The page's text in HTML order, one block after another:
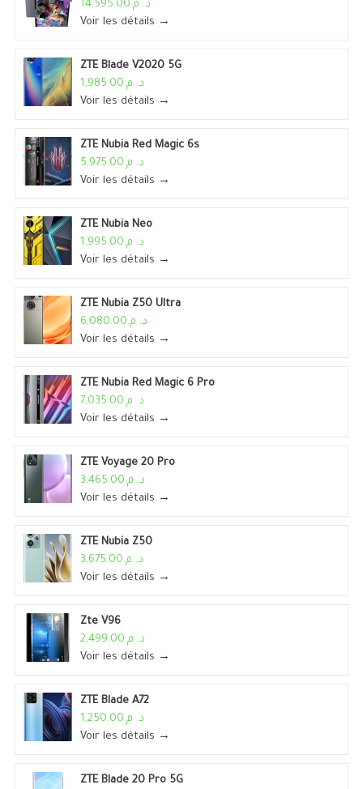
د. م.14,595.00
Voir les détails →
ZTE Blade V2020 5G
د. م.1,985.00
Voir les détails →
ZTE Nubia Red Magic 6s
د. م.5,975.00
Voir les détails →
ZTE Nubia Neo
د. م.1,995.00
Voir les détails →
ZTE Nubia Z50 Ultra
د. م.6,080.00
Voir les détails →
ZTE Nubia Red Magic 6 Pro
د. م.7,035.00
Voir les détails →
ZTE Voyage 20 Pro
د. م.3,465.00
Voir les détails →
ZTE Nubia Z50
د. م.3,675.00
Voir les détails →
Zte V96
د. م.2,499.00
Voir les détails →
ZTE Blade A72
د. م.1,250.00
Voir les détails →
ZTE Blade 20 Pro 5G